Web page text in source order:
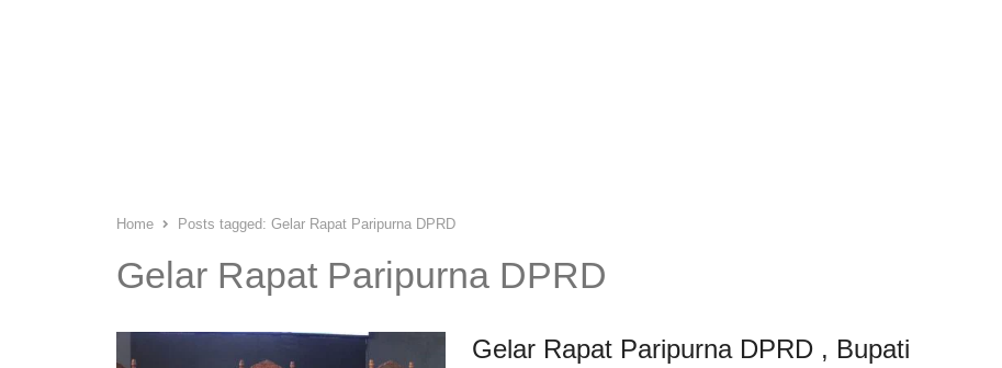
Home Posts tagged: Gelar Rapat Paripurna DPRD
Gelar Rapat Paripurna DPRD
Gelar Rapat Paripurna DPRD , Bupati